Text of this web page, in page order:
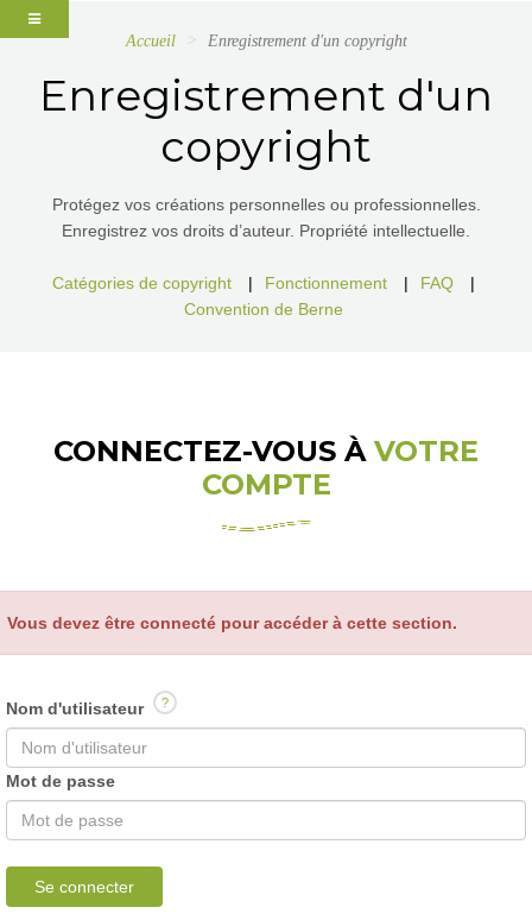
Accueil Enregistrement d'un copyright
Enregistrement d'un
copyright
Protégez vos créations personnelles ou professionnelles.
Enregistrez vos droits d’auteur. Propriété intellectuelle.
Catégories de copyright | Fonctionnement | FAQ
|
Convention de Berne
CONNECTEZ-VOUS À VOTRE
COMPTE
Vous devez être connecté pour accéder à cette section.
Nom d'utilisateur ?
Mot de passe
Se connecter